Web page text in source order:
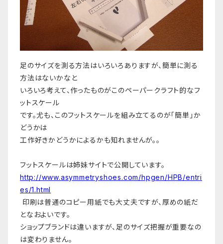
足のサイズを測る方法はいろいろありますが、簡単に測る
方法はないかなと
いろいろ考えて、作ったものがこのペーパークラフト的なフ
ットスケール
です。尤も、このフットスケールを組み立てるのが「簡単」か
どうかは
工作好きかどうかによるかも知れませんが。。
フットスケールは姉妹サイトで公開しています。
http://www.asymmetryshoes.com/hpgen/HPB/entri
es/1.html
印刷は普通のコピー用紙でも大丈夫ですが、厚めの紙だ
となおよいです。
ショップブランドは違いますが、足のサイズ把握が重要なの
は変わりません。